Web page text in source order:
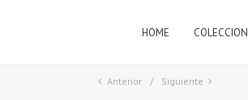
HOME
Anterior Siguiente